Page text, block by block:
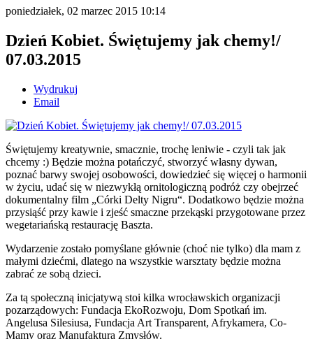
poniedziałek, 02 marzec 2015 10:14
Dzień Kobiet. Świętujemy jak chemy!/
07.03.2015
Wydrukuj
Email
Świętujemy kreatywnie, smacznie, trochę leniwie - czyli tak jak
chcemy :) Będzie można potańczyć, stworzyć własny dywan,
poznać barwy swojej osobowości, dowiedzieć się więcej o harmonii
w życiu, udać się w niezwykłą ornitologiczną podróż czy obejrzeć
dokumentalny film „Córki Delty Nigru“. Dodatkowo będzie można
przysiąść przy kawie i zjeść smaczne przekąski przygotowane przez
wegetariańską restaurację Baszta.
Wydarzenie zostało pomyślane głównie (choć nie tylko) dla mam z
małymi dziećmi, dlatego na wszystkie warsztaty będzie można
zabrać ze sobą dzieci.
Za tą społeczną inicjatywą stoi kilka wrocławskich organizacji
pozarządowych: Fundacja EkoRozwoju, Dom Spotkań im.
Angelusa Silesiusa, Fundacja Art Transparent, Afrykamera, Co-
Mamy oraz Manufaktura Zmysłów.